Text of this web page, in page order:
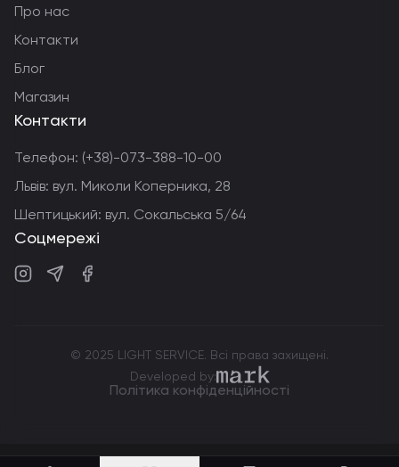
Про нас
Контакти
Блог
Магазин
Контакти
Телефон: (+38)-073-388-10-00
Львів: вул. Миколи Коперника, 28
Шептицький: вул. Сокальська 5/64
Соцмережі
© 2025 LIGHT SERVICE. Всі права захищені.
Developed by:markdev.agency
Політика конфіденційності